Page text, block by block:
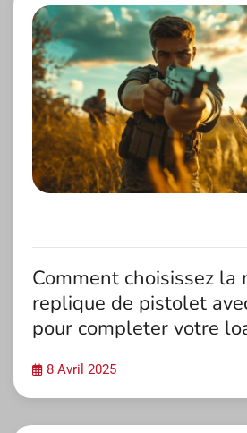
Comment choisissez la
replique de pistolet
pour completer votre
8 Avril 2025